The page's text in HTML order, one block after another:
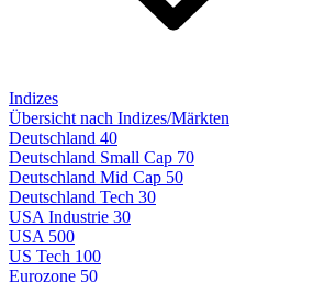
Indizes
Übersicht nach Indizes/Märkten
Deutschland 40
Deutschland Small Cap 70
Deutschland Mid Cap 50
Deutschland Tech 30
USA Industrie 30
USA 500
US Tech 100
Eurozone 50